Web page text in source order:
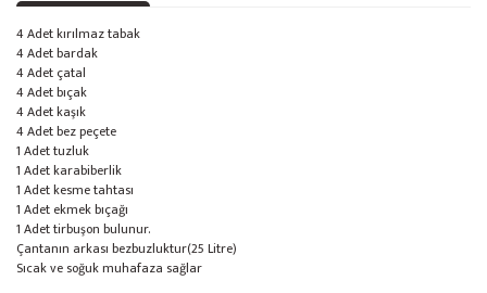
4 Adet kırılmaz tabak
4 Adet bardak
4 Adet çatal
4 Adet bıçak
4 Adet kaşık
4 Adet bez peçete
1 Adet tuzluk
1 Adet karabiberlik
1 Adet kesme tahtası
1 Adet ekmek bıçağı
1 Adet tirbuşon bulunur.
Çantanın arkası bezbuzluktur(25 Litre)
Sıcak ve soğuk muhafaza sağlar